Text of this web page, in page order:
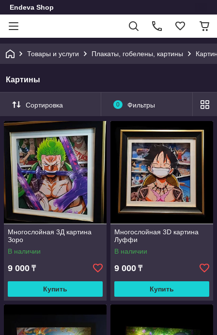
Endeva Shop
Товары и услуги Плакаты, гобелены, картины
Картины
Сортировка 0 Фильтры
Многослойная 3Д картина
Зоро
В наличии
9 000 ₸
Купить
Многослойная 3D картина
Луффи
В наличии
9 000 ₸
Купить